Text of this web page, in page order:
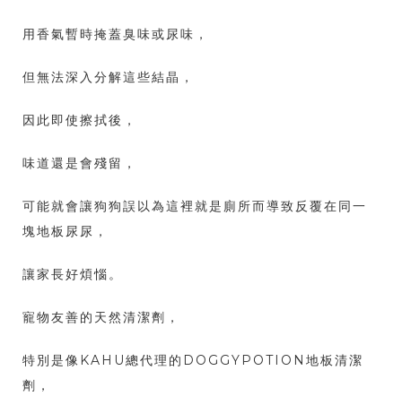
用香氣暫時掩蓋臭味或尿味，
但無法深入分解這些結晶，
因此即使擦拭後，
味道還是會殘留，
可能就會讓狗狗誤以為這裡就是廁所而導致反覆在同一
塊地板尿尿，
讓家長好煩惱。
寵物友善的天然清潔劑，
特別是像KAHU總代理的DOGGYPOTION地板清潔
劑，